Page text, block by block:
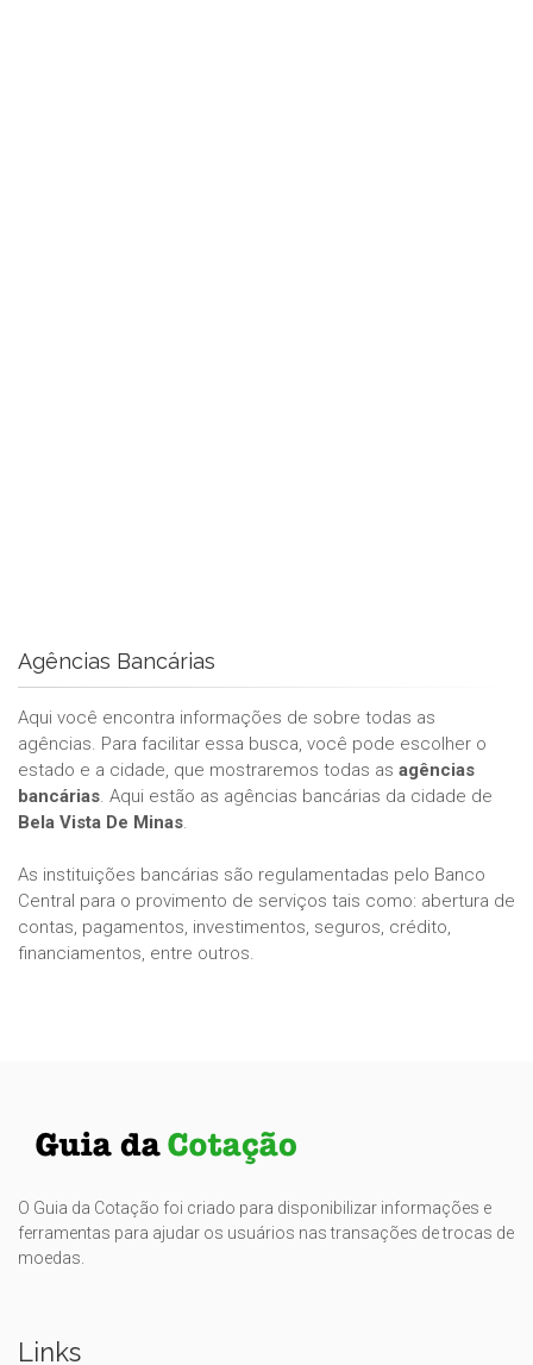
Agências Bancárias
Aqui você encontra informações de sobre todas as
agências. Para facilitar essa busca, você pode escolher o
estado e a cidade, que mostraremos todas as agências
bancárias. Aqui estão as agências bancárias da cidade de
Bela Vista De Minas.
As instituições bancárias são regulamentadas pelo Banco
Central para o provimento de serviços tais como: abertura de
contas, pagamentos, investimentos, seguros, crédito,
financiamentos, entre outros.
O Guia da Cotação foi criado para disponibilizar informações e
ferramentas para ajudar os usuários nas transações de trocas de
moedas.
Links